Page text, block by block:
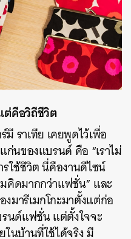
ต่คือวิถีชีวิต
ราเทีย เคยพูดไว้เพื่อ
ก่นของแบรนด์ คือ “เราไม่
รใช้ชีวิต นี่คืองานดีไซน์
คิดมากกว่าแฟชั่น” และ
มารีเมกโกะมาตั้งแต่ก่อ
รนด์แฟชั่น แต่ตั้งใจจะ
ในบ้านที่ใช้ได้จริง มี